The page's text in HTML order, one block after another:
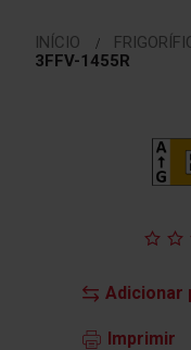
INÍCIO
3FFV-1455R
Adicionar
Imprimir